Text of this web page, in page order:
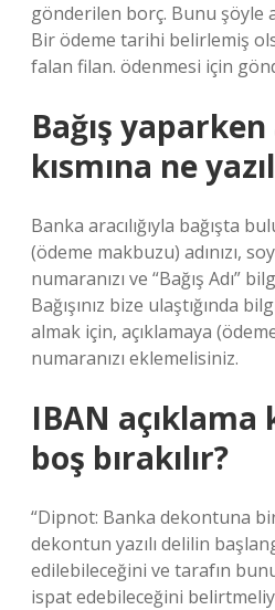
gönderilen borç. Bunu şöyle
Bir ödeme tarihi belirlemiş
falan filan. ödenmesi için
Bağış
kısmına ne
Banka aracılığıyla bağışta
(ödeme makbuzu) adınızı,
numaranızı ve “Bağış Adı”
Bağışınız bize ulaştığında
almak için, açıklamaya
numaranızı eklemelisiniz.
IBAN açıklama
boş bırakılır?
“Dipnot: Banka dekontuna
dekontun yazılı delilin
edilebileceğini ve tarafın
ispat edebileceğini